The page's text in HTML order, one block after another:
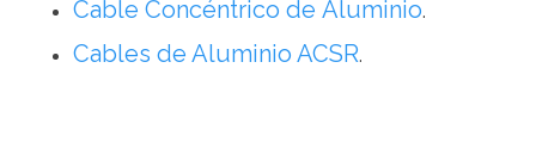
Cable Concéntrico de Aluminio.
Cables de Aluminio ACSR.